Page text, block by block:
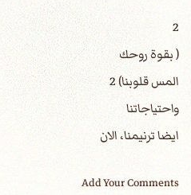
2
( بقوة روحك
المس قلوبنا) 2
واحتياجاتنا
ايضا ترنيمنا، الان
Add Your Comments